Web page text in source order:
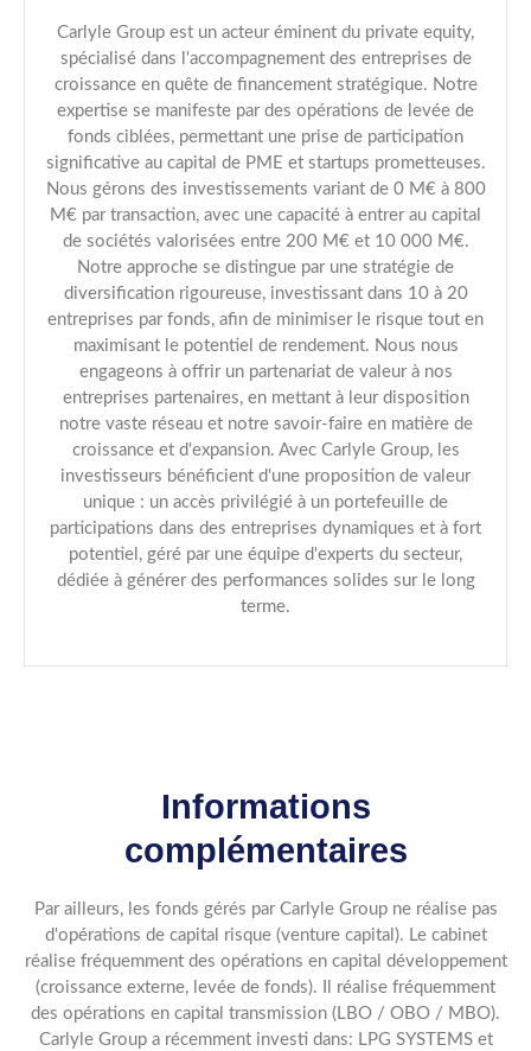
Carlyle Group est un acteur éminent du private equity,
spécialisé dans l'accompagnement des entreprises de
croissance en quête de financement stratégique. Notre
expertise se manifeste par des opérations de levée de
fonds ciblées, permettant une prise de participation
significative au capital de PME et startups prometteuses.
Nous gérons des investissements variant de 0 M€ à 800
M€ par transaction, avec une capacité à entrer au capital
de sociétés valorisées entre 200 M€ et 10 000 M€.
Notre approche se distingue par une stratégie de
diversification rigoureuse, investissant dans 10 à 20
entreprises par fonds, afin de minimiser le risque tout en
maximisant le potentiel de rendement. Nous nous
engageons à offrir un partenariat de valeur à nos
entreprises partenaires, en mettant à leur disposition
notre vaste réseau et notre savoir-faire en matière de
croissance et d'expansion. Avec Carlyle Group, les
investisseurs bénéficient d'une proposition de valeur
unique : un accès privilégié à un portefeuille de
participations dans des entreprises dynamiques et à fort
potentiel, géré par une équipe d'experts du secteur,
dédiée à générer des performances solides sur le long
terme.
Informations
complémentaires
Par ailleurs, les fonds gérés par Carlyle Group ne réalise pas
d'opérations de capital risque (venture capital). Le cabinet
réalise fréquemment des opérations en capital développement
(croissance externe, levée de fonds). Il réalise fréquemment
des opérations en capital transmission (LBO / OBO / MBO).
Carlyle Group a récemment investi dans: LPG SYSTEMS et